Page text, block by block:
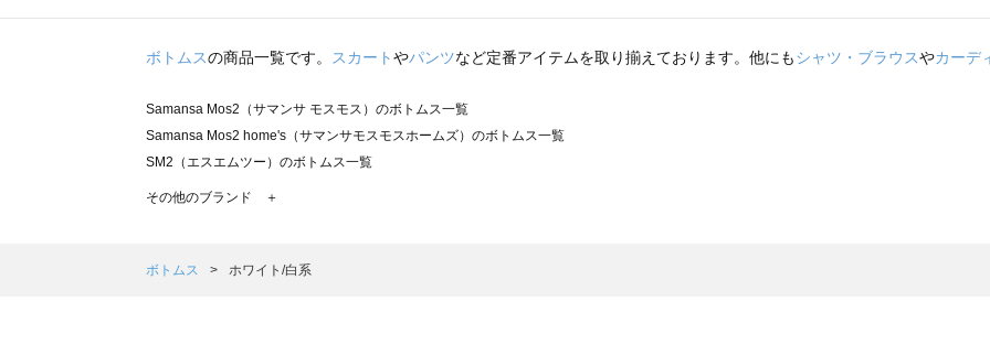
ボトムスの商品一覧です。 スカートやパンツなど定番アイテムを取り揃えております。他にもシャツ・ブラウスやカーデ
Samansa Mos2（サマンサ モスモス）のボトムス一覧
Samansa Mos2 home's（サマンサモスモスホームズ）のボトムス一覧
SM2（エスエムツー）のボトムス一覧
TSUHARU by Samansa Mos2（ツハルバイサマンサモスモス）のボトムス一覧
Samansa Mos2 Lagom（サマンサモスモス ラーゴム）のボトムス一覧
その他のブランド ＋
ボトムス ホワイト/白系